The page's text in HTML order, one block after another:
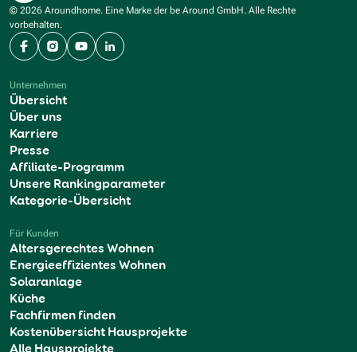
© 2026 Aroundhome. Eine Marke der be Around GmbH. Alle Rechte
vorbehalten.
FacebookInstagram
YouTubeLinkedIn
Unternehmen
Übersicht
Über uns
Karriere
Presse
Affiliate-Programm
Unsere Rankingparameter
Kategorie-Übersicht
Für Kunden
Altersgerechtes Wohnen
Energieeffizientes Wohnen
Solaranlage
Küche
Fachfirmen finden
Kostenübersicht Hausprojekte
Alle Hausprojekte